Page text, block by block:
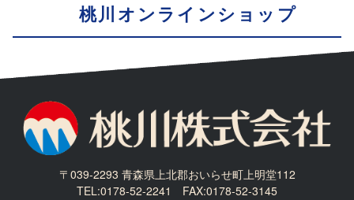
桃川オンラインショップ
〒039-2293 青森県上北郡おいらせ町上明堂112
TEL:0178-52-2241 FAX:0178-52-3145